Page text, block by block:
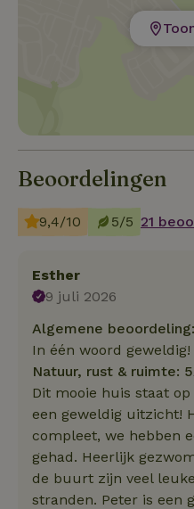
Beoordelingen
9,4/10 5/5 21
Esther
9 juli 2026
Algemene
In één woord geweldig!
Natuur, rust & ruimte: 5
Dit mooie huis staat
een geweldig uitzicht!
compleet, we hebben
gehad. Heerlijk
de buurt zijn veel
stranden. Peter is een